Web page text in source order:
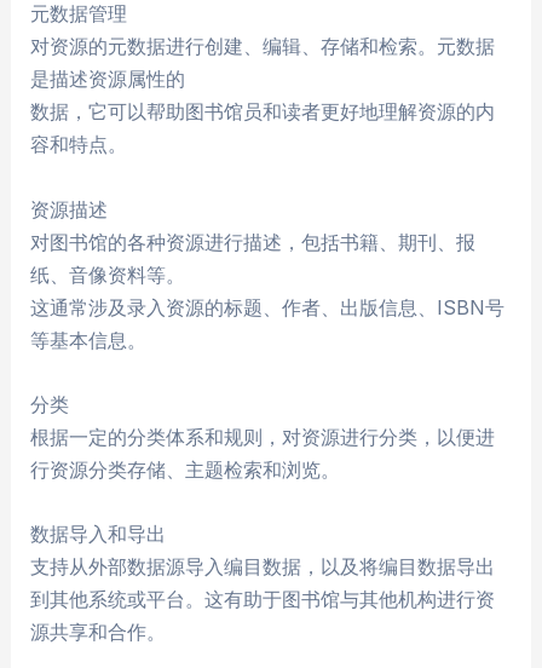
元数据管理
对资源的元数据进行创建、编辑、存储和检索。元数据
是描述资源属性的
数据，它可以帮助图书馆员和读者更好地理解资源的内
容和特点。
资源描述
对图书馆的各种资源进行描述，包括书籍、期刊、报
纸、音像资料等。
这通常涉及录入资源的标题、作者、出版信息、ISBN号
等基本信息。
分类
根据一定的分类体系和规则，对资源进行分类，以便进
行资源分类存储、主题检索和浏览。
数据导入和导出
支持从外部数据源导入编目数据，以及将编目数据导出
到其他系统或平台。这有助于图书馆与其他机构进行资
源共享和合作。